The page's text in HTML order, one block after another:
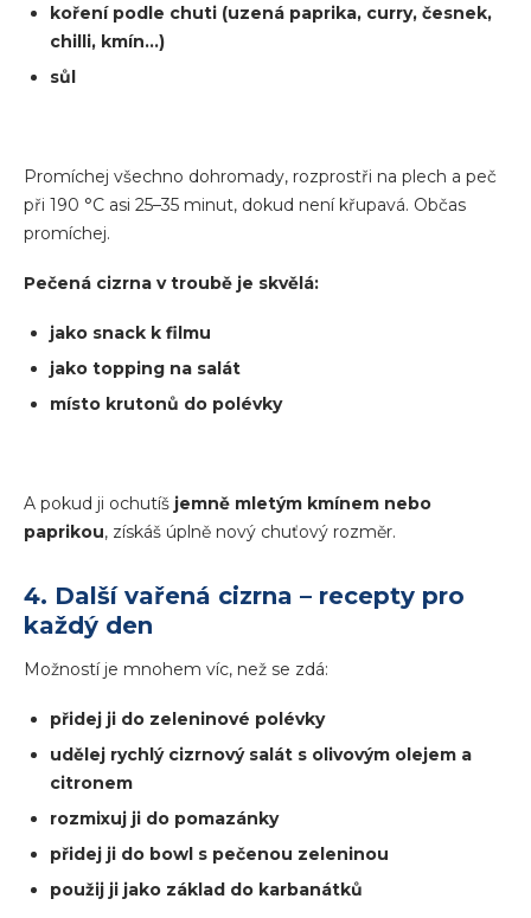
koření podle chuti (uzená paprika, curry, česnek,
chilli, kmín…)
sůl
Promíchej všechno dohromady, rozprostři na plech a peč
při 190 °C asi 25–35 minut, dokud není křupavá. Občas
promíchej.
Pečená cizrna v troubě je skvělá:
jako snack k filmu
jako topping na salát
místo krutonů do polévky
A pokud ji ochutíš jemně mletým kmínem nebo
paprikou, získáš úplně nový chuťový rozměr.
4. Další vařená cizrna – recepty pro
každý den
Možností je mnohem víc, než se zdá:
přidej ji do zeleninové polévky
udělej rychlý cizrnový salát s olivovým olejem a
citronem
rozmixuj ji do pomazánky
přidej ji do bowl s pečenou zeleninou
použij ji jako základ do karbanátků